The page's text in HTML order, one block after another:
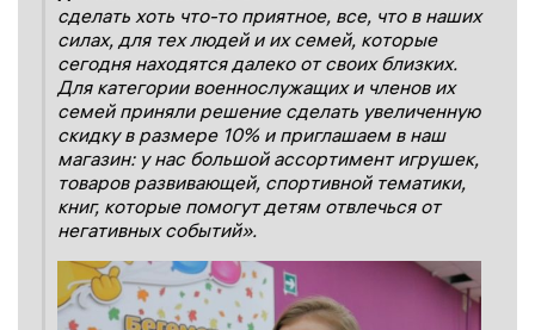
сделать хоть что-то приятное, все, что в наших
силах, для тех людей и их семей, которые
сегодня находятся далеко от своих близких.
Для категории военнослужащих и членов их
семей приняли решение сделать увеличенную
скидку в размере 10% и приглашаем в наш
магазин: у нас большой ассортимент игрушек,
товаров развивающей, спортивной тематики,
книг, которые помогут детям отвлечься от
негативных событий».